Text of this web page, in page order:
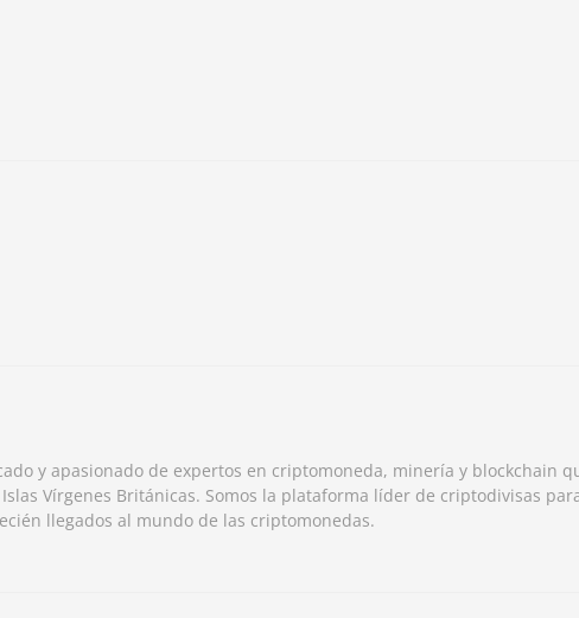
y apasionado de expertos en criptomoneda, minería y blockchain
Vírgenes Británicas. Somos la plataforma líder de criptodivisas
llegados al mundo de las criptomonedas.